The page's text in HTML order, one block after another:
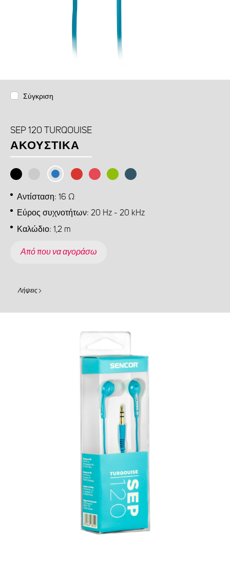
Σύγκριση
SEP 120 TURQOUISE
ΑΚΟΥΣΤΙΚΆ
Αντίσταση: 16 Ω
Εύρος συχνοτήτων: 20 Hz - 20 kHz
Καλώδιο: 1,2 m
Από που να αγοράσω
Λήψεις